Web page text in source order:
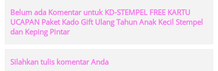
Belum ada Komentar untuk KD-STEMPEL FREE KARTU
UCAPAN Paket Kado Gift Ulang Tahun Anak Kecil Stempel
dan Keping Pintar
Silahkan tulis komentar Anda